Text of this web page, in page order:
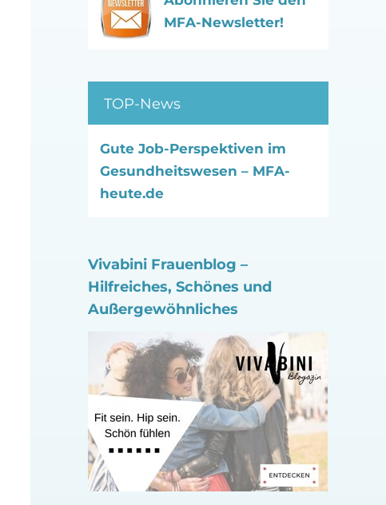
MFA-Newsletter!
TOP-News
Gute Job-Perspektiven im
Gesundheitswesen – MFA-
heute.de
Vivabini Frauenblog –
Hilfreiches, Schönes und
Außergewöhnliches